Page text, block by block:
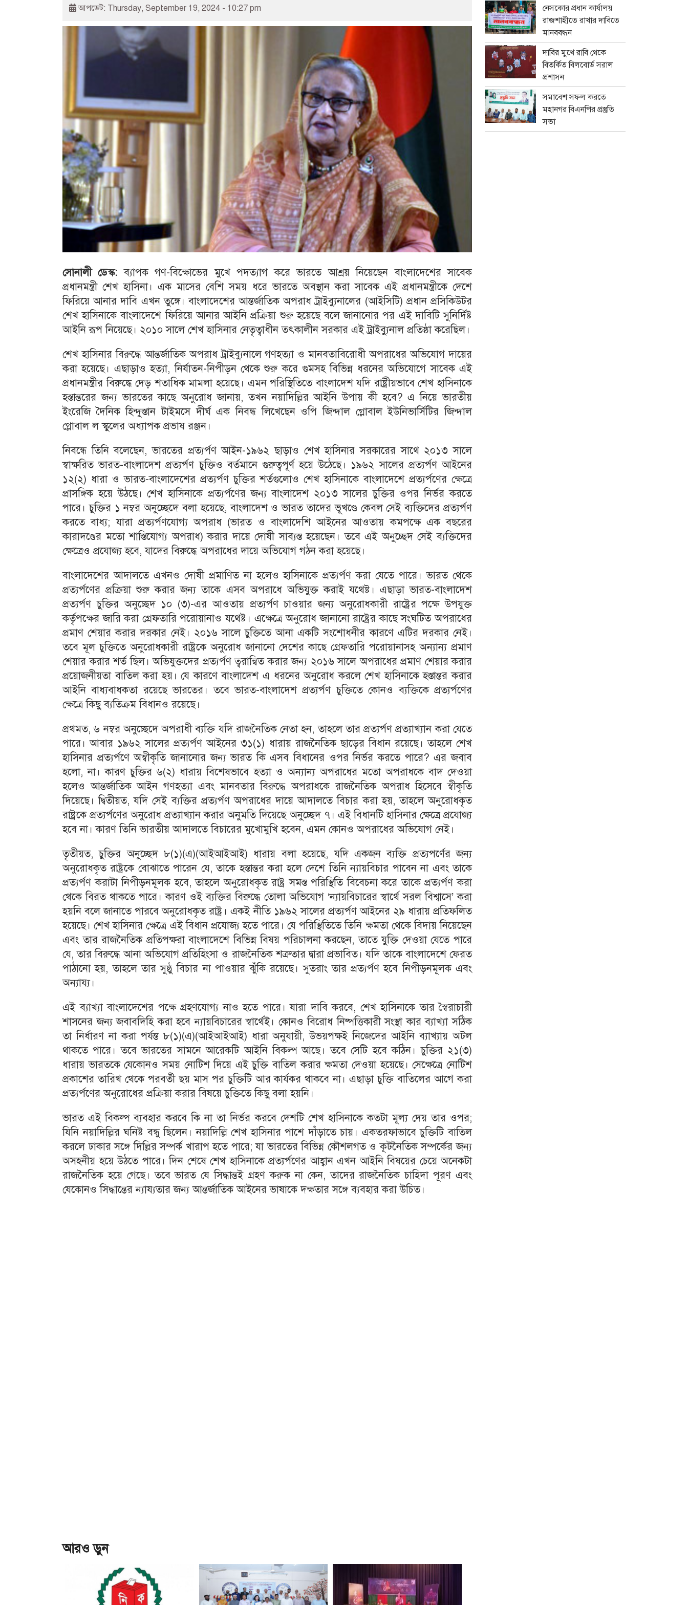
আপডেট: Thursday, September 19, 2024 - 10:27 pm
সোনালী ডেস্ক: ব্যাপক গণ-বিক্ষোভের মুখে পদত্যাগ করে ভারতে আশ্রয় নিয়েছেন বাংলাদেশের সাবেক
প্রধানমন্ত্রী শেখ হাসিনা। এক মাসের বেশি সময় ধরে ভারতে অবস্থান করা সাবেক এই প্রধানমন্ত্রীকে দেশে
ফিরিয়ে আনার দাবি এখন তুঙ্গে। বাংলাদেশের আন্তর্জাতিক অপরাধ ট্রাইব্যুনালের (আইসিটি) প্রধান প্রসিকিউটর
শেখ হাসিনাকে বাংলাদেশে ফিরিয়ে আনার আইনি প্রক্রিয়া শুরু হয়েছে বলে জানানোর পর এই দাবিটি সুনির্দিষ্ট
আইনি রূপ নিয়েছে। ২০১০ সালে শেখ হাসিনার নেতৃত্বাধীন তৎকালীন সরকার এই ট্রাইব্যুনাল প্রতিষ্ঠা করেছিল।
শেখ হাসিনার বিরুদ্ধে আন্তর্জাতিক অপরাধ ট্রাইব্যুনালে গণহত্যা ও মানবতাবিরোধী অপরাধের অভিযোগ দায়ের
করা হয়েছে। এছাড়াও হত্যা, নির্যাতন-নিপীড়ন থেকে শুরু করে গুমসহ বিভিন্ন ধরনের অভিযোগে সাবেক এই
প্রধানমন্ত্রীর বিরুদ্ধে দেড় শতাধিক মামলা হয়েছে। এমন পরিস্থিতিতে বাংলাদেশ যদি রাষ্ট্রীয়ভাবে শেখ হাসিনাকে
হস্তান্তরের জন্য ভারতের কাছে অনুরোধ জানায়, তখন নয়াদিল্লির আইনি উপায় কী হবে? এ নিয়ে ভারতীয়
ইংরেজি দৈনিক হিন্দুস্তান টাইমসে দীর্ঘ এক নিবন্ধ লিখেছেন ওপি জিন্দাল গ্লোবাল ইউনিভার্সিটির জিন্দাল
গ্লোবাল ল স্কুলের অধ্যাপক প্রভাষ রঞ্জন।
নিবন্ধে তিনি বলেছেন, ভারতের প্রত্যর্পণ আইন-১৯৬২ ছাড়াও শেখ হাসিনার সরকারের সাথে ২০১৩ সালে
স্বাক্ষরিত ভারত-বাংলাদেশ প্রত্যর্পণ চুক্তিও বর্তমানে গুরুত্বপূর্ণ হয়ে উঠেছে। ১৯৬২ সালের প্রত্যর্পণ আইনের
১২(২) ধারা ও ভারত-বাংলাদেশের প্রত্যর্পণ চুক্তির শর্তগুলোও শেখ হাসিনাকে বাংলাদেশে প্রত্যর্পণের ক্ষেত্রে
প্রাসঙ্গিক হয়ে উঠছে। শেখ হাসিনাকে প্রত্যর্পণের জন্য বাংলাদেশ ২০১৩ সালের চুক্তির ওপর নির্ভর করতে
পারে। চুক্তির ১ নম্বর অনুচ্ছেদে বলা হয়েছে, বাংলাদেশ ও ভারত তাদের ভূখণ্ডে কেবল সেই ব্যক্তিদের প্রত্যর্পণ
করতে বাধ্য; যারা প্রত্যর্পণযোগ্য অপরাধ (ভারত ও বাংলাদেশি আইনের আওতায় কমপক্ষে এক বছরের
কারাদণ্ডের মতো শাস্তিযোগ্য অপরাধ) করার দায়ে দোষী সাব্যস্ত হয়েছেন। তবে এই অনুচ্ছেদ সেই ব্যক্তিদের
ক্ষেত্রেও প্রযোজ্য হবে, যাদের বিরুদ্ধে অপরাধের দায়ে অভিযোগ গঠন করা হয়েছে।
বাংলাদেশের আদালতে এখনও দোষী প্রমাণিত না হলেও হাসিনাকে প্রত্যর্পণ করা যেতে পারে। ভারত থেকে
প্রত্যর্পণের প্রক্রিয়া শুরু করার জন্য তাকে এসব অপরাধে অভিযুক্ত করাই যথেষ্ট। এছাড়া ভারত-বাংলাদেশ
প্রত্যর্পণ চুক্তির অনুচ্ছেদ ১০ (৩)-এর আওতায় প্রত্যর্পণ চাওয়ার জন্য অনুরোধকারী রাষ্ট্রের পক্ষে উপযুক্ত
কর্তৃপক্ষের জারি করা গ্রেফতারি পরোয়ানাও যথেষ্ট। এক্ষেত্রে অনুরোধ জানানো রাষ্ট্রের কাছে সংঘটিত অপরাধের
প্রমাণ শেয়ার করার দরকার নেই। ২০১৬ সালে চুক্তিতে আনা একটি সংশোধনীর কারণে এটির দরকার নেই।
তবে মূল চুক্তিতে অনুরোধকারী রাষ্ট্রকে অনুরোধ জানানো দেশের কাছে গ্রেফতারি পরোয়ানাসহ অন্যান্য প্রমাণ
শেয়ার করার শর্ত ছিল। অভিযুক্তদের প্রত্যর্পণ ত্বরান্বিত করার জন্য ২০১৬ সালে অপরাধের প্রমাণ শেয়ার করার
প্রয়োজনীয়তা বাতিল করা হয়। যে কারণে বাংলাদেশ এ ধরনের অনুরোধ করলে শেখ হাসিনাকে হস্তান্তর করার
আইনি বাধ্যবাধকতা রয়েছে ভারতের। তবে ভারত-বাংলাদেশ প্রত্যর্পণ চুক্তিতে কোনও ব্যক্তিকে প্রত্যর্পণের
ক্ষেত্রে কিছু ব্যতিক্রম বিধানও রয়েছে।
প্রথমত, ৬ নম্বর অনুচ্ছেদে অপরাধী ব্যক্তি যদি রাজনৈতিক নেতা হন, তাহলে তার প্রত্যর্পণ প্রত্যাখ্যান করা যেতে
পারে। আবার ১৯৬২ সালের প্রত্যর্পণ আইনের ৩১(১) ধারায় রাজনৈতিক ছাড়ের বিধান রয়েছে। তাহলে শেখ
হাসিনার প্রত্যর্পণে অস্বীকৃতি জানানোর জন্য ভারত কি এসব বিধানের ওপর নির্ভর করতে পারে? এর জবাব
হলো, না। কারণ চুক্তির ৬(২) ধারায় বিশেষভাবে হত্যা ও অন্যান্য অপরাধের মতো অপরাধকে বাদ দেওয়া
হলেও আন্তর্জাতিক আইন গণহত্যা এবং মানবতার বিরুদ্ধে অপরাধকে রাজনৈতিক অপরাধ হিসেবে স্বীকৃতি
দিয়েছে। দ্বিতীয়ত, যদি সেই ব্যক্তির প্রত্যর্পণ অপরাধের দায়ে আদালতে বিচার করা হয়, তাহলে অনুরোধকৃত
রাষ্ট্রকে প্রত্যর্পণের অনুরোধ প্রত্যাখ্যান করার অনুমতি দিয়েছে অনুচ্ছেদ ৭। এই বিধানটি হাসিনার ক্ষেত্রে প্রযোজ্য
হবে না। কারণ তিনি ভারতীয় আদালতে বিচারের মুখোমুখি হবেন, এমন কোনও অপরাধের অভিযোগ নেই।
তৃতীয়ত, চুক্তির অনুচ্ছেদ ৮(১)(এ)(আইআইআই) ধারায় বলা হয়েছে, যদি একজন ব্যক্তি প্রত্যপর্ণের জন্য
অনুরোধকৃত রাষ্ট্রকে বোঝাতে পারেন যে, তাকে হস্তান্তর করা হলে দেশে তিনি ন্যায়বিচার পাবেন না এবং তাকে
প্রত্যর্পণ করাটা নিপীড়নমূলক হবে, তাহলে অনুরোধকৃত রাষ্ট্র সমস্ত পরিস্থিতি বিবেচনা করে তাকে প্রত্যর্পণ করা
থেকে বিরত থাকতে পারে। কারণ ওই ব্যক্তির বিরুদ্ধে তোলা অভিযোগ ‘ন্যায়বিচারের স্বার্থে সরল বিশ্বাসে’ করা
হয়নি বলে জানাতে পারবে অনুরোধকৃত রাষ্ট্র। একই নীতি ১৯৬২ সালের প্রত্যর্পণ আইনের ২৯ ধারায় প্রতিফলিত
হয়েছে। শেখ হাসিনার ক্ষেত্রে এই বিধান প্রযোজ্য হতে পারে। যে পরিস্থিতিতে তিনি ক্ষমতা থেকে বিদায় নিয়েছেন
এবং তার রাজনৈতিক প্রতিপক্ষরা বাংলাদেশে বিভিন্ন বিষয় পরিচালনা করছেন, তাতে যুক্তি দেওয়া যেতে পারে
যে, তার বিরুদ্ধে আনা অভিযোগ প্রতিহিংসা ও রাজনৈতিক শত্রুতার দ্বারা প্রভাবিত। যদি তাকে বাংলাদেশে ফেরত
পাঠানো হয়, তাহলে তার সুষ্ঠু বিচার না পাওয়ার ঝুঁকি রয়েছে। সুতরাং তার প্রত্যর্পণ হবে নিপীড়নমূলক এবং
অন্যায্য।
এই ব্যাখ্যা বাংলাদেশের পক্ষে গ্রহণযোগ্য নাও হতে পারে। যারা দাবি করবে, শেখ হাসিনাকে তার স্বৈরাচারী
শাসনের জন্য জবাবদিহি করা হবে ন্যায়বিচারের স্বার্থেই। কোনও বিরোধ নিষ্পত্তিকারী সংস্থা কার ব্যাখ্যা সঠিক
তা নির্ধারণ না করা পর্যন্ত ৮(১)(এ)(আইআইআই) ধারা অনুযায়ী, উভয়পক্ষই নিজেদের আইনি ব্যাখ্যায় অটল
থাকতে পারে। তবে ভারতের সামনে আরেকটি আইনি বিকল্প আছে। তবে সেটি হবে কঠিন। চুক্তির ২১(৩)
ধারায় ভারতকে যেকোনও সময় নোটিশ দিয়ে এই চুক্তি বাতিল করার ক্ষমতা দেওয়া হয়েছে। সেক্ষেত্রে নোটিশ
প্রকাশের তারিখ থেকে পরবর্তী ছয় মাস পর চুক্তিটি আর কার্যকর থাকবে না। এছাড়া চুক্তি বাতিলের আগে করা
প্রত্যর্পণের অনুরোধের প্রক্রিয়া করার বিষয়ে চুক্তিতে কিছু বলা হয়নি।
ভারত এই বিকল্প ব্যবহার করবে কি না তা নির্ভর করবে দেশটি শেখ হাসিনাকে কতটা মূল্য দেয় তার ওপর;
যিনি নয়াদিল্লির ঘনিষ্ট বন্ধু ছিলেন। নয়াদিল্লি শেখ হাসিনার পাশে দাঁড়াতে চায়। একতরফাভাবে চুক্তিটি বাতিল
করলে ঢাকার সঙ্গে দিল্লির সম্পর্ক খারাপ হতে পারে; যা ভারতের বিভিন্ন কৌশলগত ও কূটনৈতিক সম্পর্কের জন্য
অসহনীয় হয়ে উঠতে পারে। দিন শেষে শেখ হাসিনাকে প্রত্যর্পণের আহ্বান এখন আইনি বিষয়ের চেয়ে অনেকটা
রাজনৈতিক হয়ে গেছে। তবে ভারত যে সিদ্ধান্তই গ্রহণ করুক না কেন, তাদের রাজনৈতিক চাহিদা পূরণ এবং
যেকোনও সিদ্ধান্তের ন্যায্যতার জন্য আন্তর্জাতিক আইনের ভাষাকে দক্ষতার সঙ্গে ব্যবহার করা উচিত।
আরও ড়ুন
নেসকোর প্রধান কার্যালয়
রাজশাহীতে রাখার দাবিতে
মানববন্ধন
দাবির মুখে রাবি থেকে
বিতর্কিত বিলবোর্ড সরাল
প্রশাসন
সমাবেশ সফল করতে
মহানগর বিএনপির প্রস্তুতি
সভা